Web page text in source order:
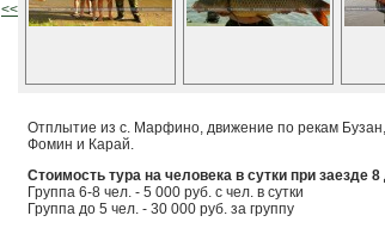
<<
Отплытие из с. Марфино, движение по рекам
Фомин и Карай.
Стоимость тура на человека в сутки при заезде 8
Группа 6-8 чел. - 5 000 руб. с чел. в сутки
Группа до 5 чел. - 30 000 руб. за группу